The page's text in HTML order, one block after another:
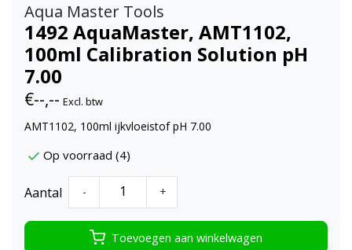
Aqua Master Tools
1492 AquaMaster, AMT1102,
100ml Calibration Solution pH
7.00
€--,-- Excl. btw
AMT1102, 100ml ijkvloeistof pH 7.00
Op voorraad (4)
Aantal - +
Toevoegen aan winkelwagen